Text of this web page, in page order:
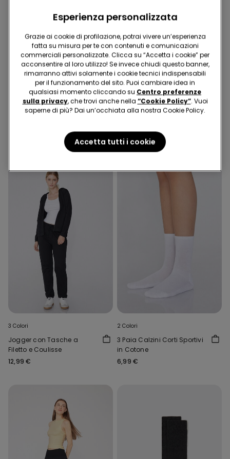
Microfibra Riciclata
-31%
Bikini Brassiere Imbottitura
-31%
Cotone Organico
3 Colori
Leggings Capri in Cotone
8,99 €
3 Colori
Jogger con Tasche a
Filetto e Coulisse
12,99 €
2 Colori
3 Paia Calzini Corti Sportivi
in Cotone
6,99 €
Esperienza personalizzata
Grazie ai cookie di profilazione, potrai vivere un’esperienza
fatta su misura per te con contenuti e comunicazioni
commerciali personalizzate. Clicca su “Accetta i cookie” per
acconsentire al loro utilizzo! Se invece chiudi questo banner,
rimarranno attivi solamente i cookie tecnici indispensabili
per il funzionamento del sito. Puoi cambiare idea in
qualsiasi momento cliccando su Centro preferenze
sulla privacy, che trovi anche nella “Cookie Policy”. Vuoi
saperne di più? Dai un’occhiata alla nostra Cookie Policy.
Accetta tutti i cookie